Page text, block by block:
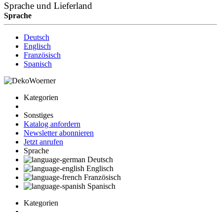
Sprache und Lieferland
Sprache
Deutsch
Englisch
Französisch
Spanisch
Kategorien
Sonstiges
Katalog anfordern
Newsletter abonnieren
Jetzt anrufen
Sprache
Deutsch
Englisch
Französisch
Spanisch
Kategorien